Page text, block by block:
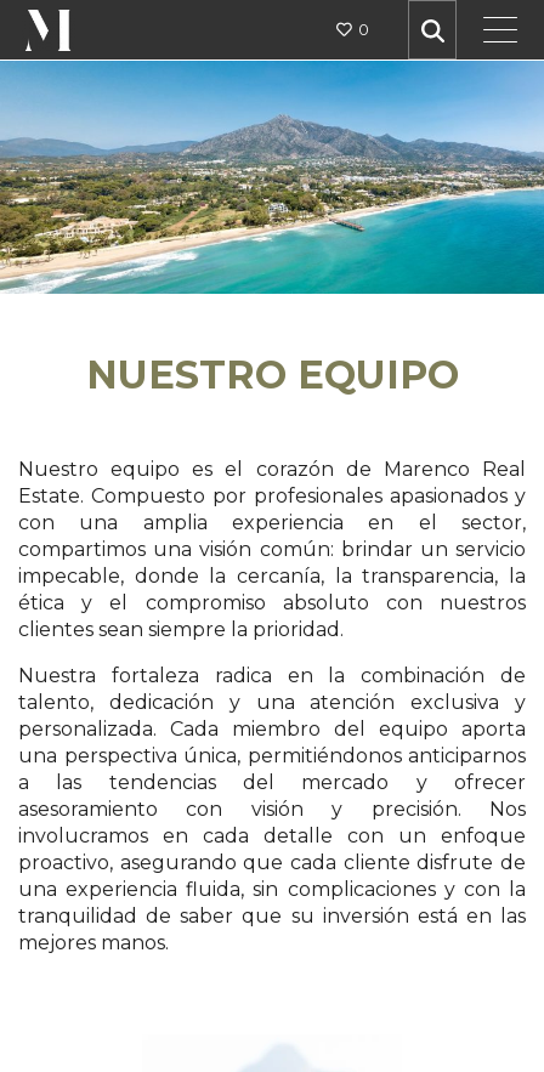
0
NUESTRO EQUIPO
Nuestro equipo es el corazón de Marenco Real
Estate. Compuesto por profesionales apasionados y
con una amplia experiencia en el sector,
compartimos una visión común: brindar un servicio
impecable, donde la cercanía, la transparencia, la
ética y el compromiso absoluto con nuestros
clientes sean siempre la prioridad.
Nuestra fortaleza radica en la combinación de
talento, dedicación y una atención exclusiva y
personalizada. Cada miembro del equipo aporta
una perspectiva única, permitiéndonos anticiparnos
a las tendencias del mercado y ofrecer
asesoramiento con visión y precisión. Nos
involucramos en cada detalle con un enfoque
proactivo, asegurando que cada cliente disfrute de
una experiencia fluida, sin complicaciones y con la
tranquilidad de saber que su inversión está en las
mejores manos.